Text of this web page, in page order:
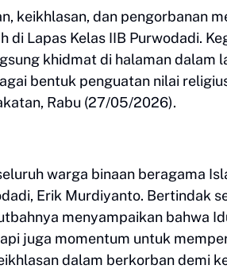
keikhlasan, dan pengorbanan
di Lapas Kelas IIB Purwodadi.
khidmat di halaman dalam
bentuk penguatan nilai
Rabu (27/05/2026).
warga binaan beragama
Erik Murdiyanto. Bertindak
menyampaikan bahwa
juga momentum untuk
dalam berkorban demi